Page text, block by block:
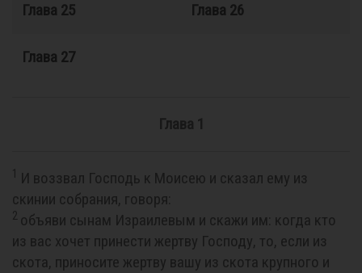
Глава 25 Глава 26
Глава 27
Глава 1
И воззвал Господь к Моисею и сказал ему из
скинии собрания, говоря:
2 объяви сынам Израилевым и скажи им: когда кто
из вас хочет принести жертву Господу, то, если из
скота, приносите жертву вашу из скота крупного и